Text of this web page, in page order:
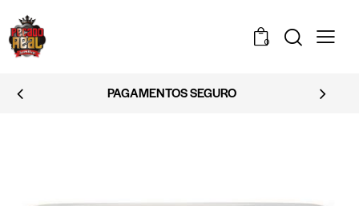
0
EMBALAGEM DISCRETA